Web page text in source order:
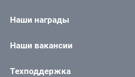
Наши награды
Наши вакансии
Техподдержка